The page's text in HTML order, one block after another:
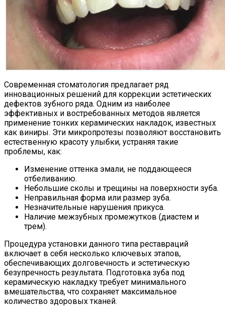
Современная стоматология предлагает ряд
инновационных решений для коррекции эстетических
дефектов зубного ряда. Одним из наиболее
эффективных и востребованных методов является
применение тонких керамических накладок, известных
как виниры. Эти микропротезы позволяют восстановить
естественную красоту улыбки, устраняя такие
проблемы, как:
Изменение оттенка эмали, не поддающееся
отбеливанию.
Небольшие сколы и трещины на поверхности зуба.
Неправильная форма или размер зуба.
Незначительные нарушения прикуса.
Наличие межзубных промежутков (диастем и
трем).
Процедура установки данного типа реставраций
включает в себя несколько ключевых этапов,
обеспечивающих долговечность и эстетическую
безупречность результата. Подготовка зуба под
керамическую накладку требует минимального
вмешательства, что сохраняет максимальное
количество здоровых тканей.